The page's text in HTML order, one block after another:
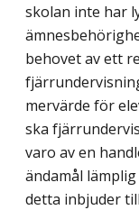
skolan inte har
behovet av ett
mervärde för
ska
varo av en
ändamål
detta inbjuder